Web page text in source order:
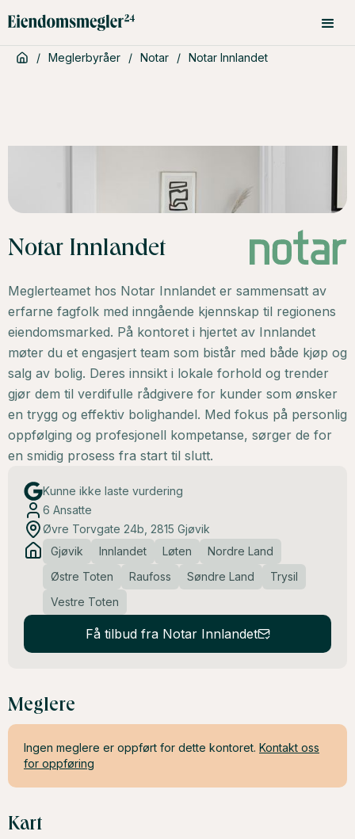
/ Meglerbyråer / Notar / Notar Innlandet
Notar Innlandet
Meglerteamet hos Notar Innlandet er sammensatt av
erfarne fagfolk med inngående kjennskap til regionens
eiendomsmarked. På kontoret i hjertet av Innlandet
møter du et engasjert team som bistår med både kjøp og
salg av bolig. Deres innsikt i lokale forhold og trender
gjør dem til verdifulle rådgivere for kunder som ønsker
en trygg og effektiv bolighandel. Med fokus på personlig
oppfølging og profesjonell kompetanse, sørger de for
en smidig prosess fra start til slutt.
Kunne ikke laste vurdering
6 Ansatte
Øvre Torvgate 24b, 2815 Gjøvik
Gjøvik
Innlandet Løten
Nordre Land
Østre Toten
Raufoss Søndre Land
Trysil
Vestre Toten
Få tilbud fra Notar Innlandet
Meglere
Ingen meglere er oppført for dette kontoret. Kontakt oss
for oppføring
Kart